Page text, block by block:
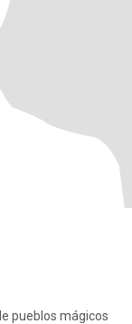
pueblos mágicos